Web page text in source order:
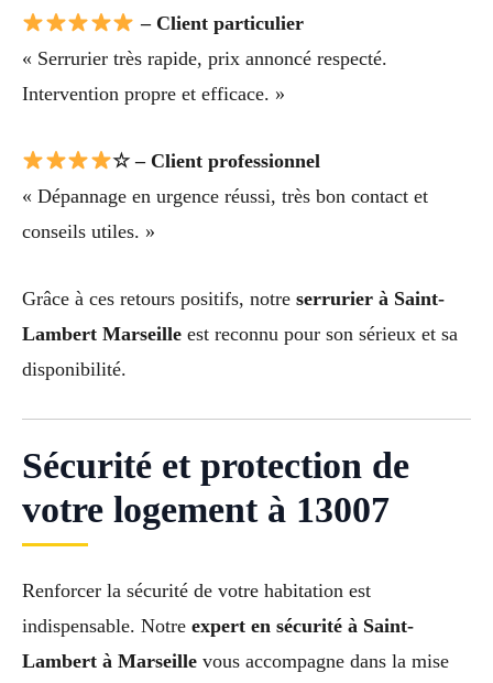
– Client particulier
« Serrurier très rapide, prix annoncé respecté.
Intervention propre et efficace. »
☆ – Client professionnel
« Dépannage en urgence réussi, très bon contact et
conseils utiles. »
Grâce à ces retours positifs, notre serrurier à Saint-
Lambert Marseille est reconnu pour son sérieux et sa
disponibilité.
Sécurité et protection de
votre logement à 13007
Renforcer la sécurité de votre habitation est
indispensable. Notre expert en sécurité à Saint-
Lambert à Marseille vous accompagne dans la mise